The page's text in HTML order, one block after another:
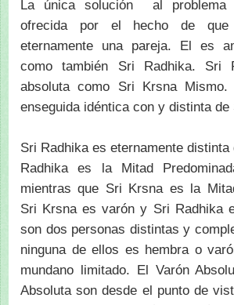
La única solución al problema
ofrecida por el hecho de
eternamente una pareja. El es
como también Sri Radhika. Sri
absoluta como Sri Krsna
enseguida idéntica con y distinta de
Sri Radhika es eternamente
Radhika es la Mitad
mientras que Sri Krsna es la
Sri Krsna es varón y Sri Radhika
son dos personas distintas y
ninguna de ellos es hembra o
mundano limitado. El Varón
Absoluta son desde el punto de